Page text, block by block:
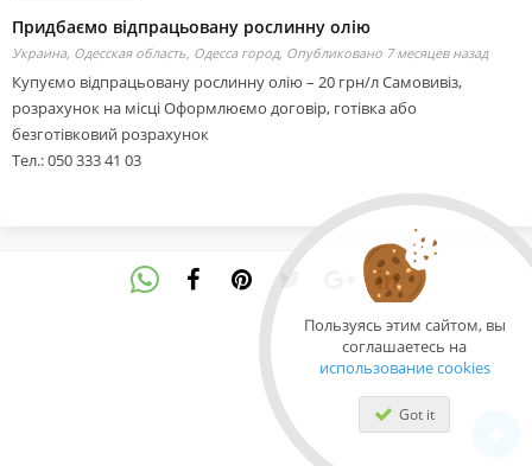
Пользуясь этим сайтом, вы
соглашаетесь на
использование cookies
Got it
Придбаємо відпрацьовану рослинну олію
Украина, Одесская область, Одесса город, Опубликовано 7 месяцев назад
Купуємо відпрацьовану рослинну олію – 20 грн/л Самовивіз,
розрахунок на місці Оформлюємо договір, готівка або
безготівковий розрахунок
Тел.: 050 333 41 03